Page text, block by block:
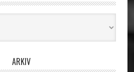
ARKIV